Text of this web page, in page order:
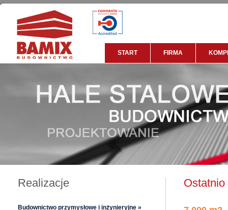
START FIRMA
Realizacje
Budownictwo przymysłowe i inżynieryjne »